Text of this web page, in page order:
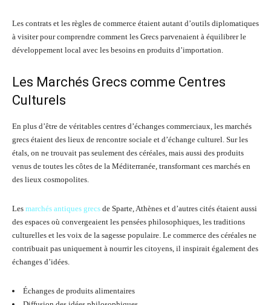
Les contrats et les règles de commerce étaient autant d’outils diplomatiques
à visiter pour comprendre comment les Grecs parvenaient à équilibrer le
développement local avec les besoins en produits d’importation.
Les Marchés Grecs comme Centres
Culturels
En plus d’être de véritables centres d’échanges commerciaux, les marchés
grecs étaient des lieux de rencontre sociale et d’échange culturel. Sur les
étals, on ne trouvait pas seulement des céréales, mais aussi des produits
venus de toutes les côtes de la Méditerranée, transformant ces marchés en
des lieux cosmopolites.
Les marchés antiques grecs de Sparte, Athènes et d’autres cités étaient aussi
des espaces où convergeaient les pensées philosophiques, les traditions
culturelles et les voix de la sagesse populaire. Le commerce des céréales ne
contribuait pas uniquement à nourrir les citoyens, il inspirait également des
échanges d’idées.
Échanges de produits alimentaires